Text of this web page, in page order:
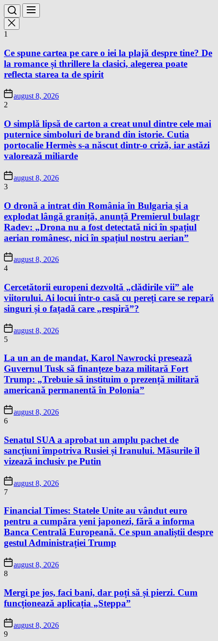
1
Ce spune cartea pe care o iei la plajă despre tine? De
la romance și thrillere la clasici, alegerea poate
reflecta starea ta de spirit
august 8, 2026
2
O simplă lipsă de carton a creat unul dintre cele mai
puternice simboluri de brand din istorie. Cutia
portocalie Hermès s-a născut dintr-o criză, iar astăzi
valorează miliarde
august 8, 2026
3
O dronă a intrat din România în Bulgaria și a
explodat lângă graniță, anunță Premierul bulagr
Radev: „Drona nu a fost detectată nici în spațiul
aerian românesc, nici în spațiul nostru aerian”
august 8, 2026
4
Cercetătorii europeni dezvoltă „clădirile vii” ale
viitorului. Ai locui într-o casă cu pereți care se repară
singuri și o fațadă care „respiră”?
august 8, 2026
5
La un an de mandat, Karol Nawrocki presează
Guvernul Tusk să finanțeze baza militară Fort
Trump: „Trebuie să instituim o prezență militară
americană permanentă în Polonia”
august 8, 2026
6
Senatul SUA a aprobat un amplu pachet de
sancțiuni împotriva Rusiei și Iranului. Măsurile îl
vizează inclusiv pe Putin
august 8, 2026
7
Financial Times: Statele Unite au vândut euro
pentru a cumpăra yeni japonezi, fără a informa
Banca Centrală Europeană. Ce spun analiștii despre
gestul Administrației Trump
august 8, 2026
8
Mergi pe jos, faci bani, dar poți să și pierzi. Cum
funcționează aplicația „Steppa”
august 8, 2026
9